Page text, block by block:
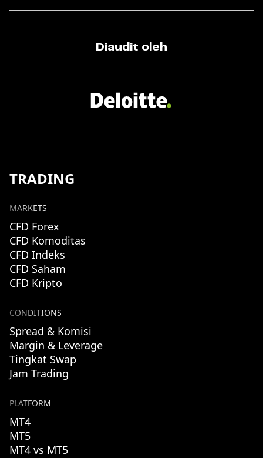
Diaudit oleh
TRADING
MARKETS
CFD Forex
CFD Komoditas
CFD Indeks
CFD Saham
CFD Kripto
CONDITIONS
Spread & Komisi
Margin & Leverage
Tingkat Swap
Jam Trading
PLATFORM
MT4
MT5
MT4 vs MT5